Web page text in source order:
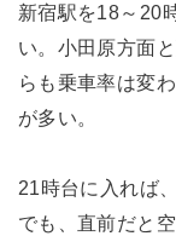
新宿駅を18～20
い。小田原方面
らも乗車率は変
が多い。
21時台に入れば
でも、直前だと